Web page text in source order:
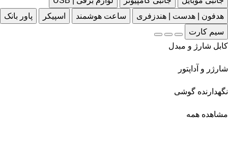
هدفون | هدست | هندزفری
ساعت هوشمند اسپیکر
پاور بانک
سیم کارت
کابل شارژ و مبدل
شارژر و آداپتور
نگهدارنده گوشی
مشاهده همه